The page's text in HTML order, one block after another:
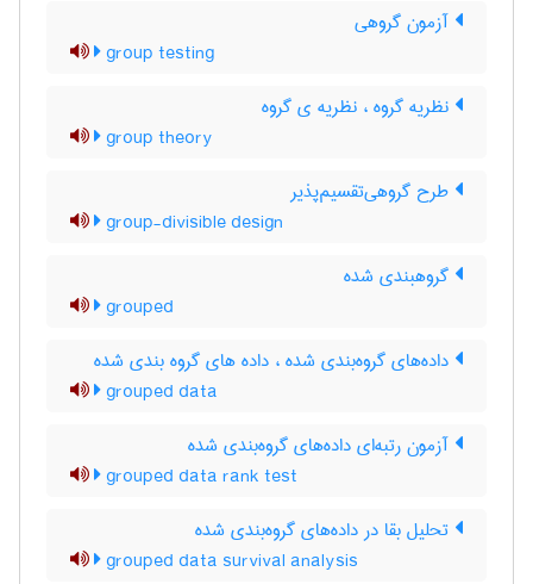
آزمون گروهی
group testing
نظریه گروه ، نظریه ی گروه
group theory
طرح گروهی‌تقسیم‌پذیر
group-divisible design
گروهبندی شده
grouped
داده‌های گروه‌بندی شده ، داده های گروه بندی شده
grouped data
آزمون رتبه‌ای داده‌های گروه‌بندی شده
grouped data rank test
تحلیل بقا در داده‌های گروه‌بندی شده
grouped data survival analysis